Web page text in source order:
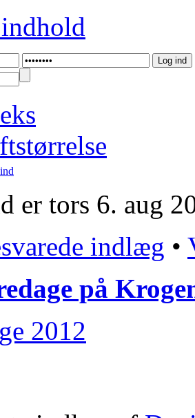
er tors 6. aug
indlæg •
på
2012